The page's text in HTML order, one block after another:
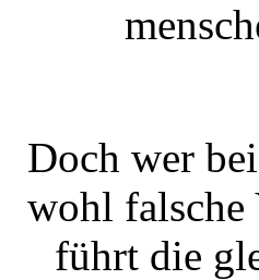
Doch wer
wohl falsche
führt die